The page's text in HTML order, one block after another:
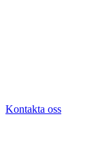
Kontakta oss